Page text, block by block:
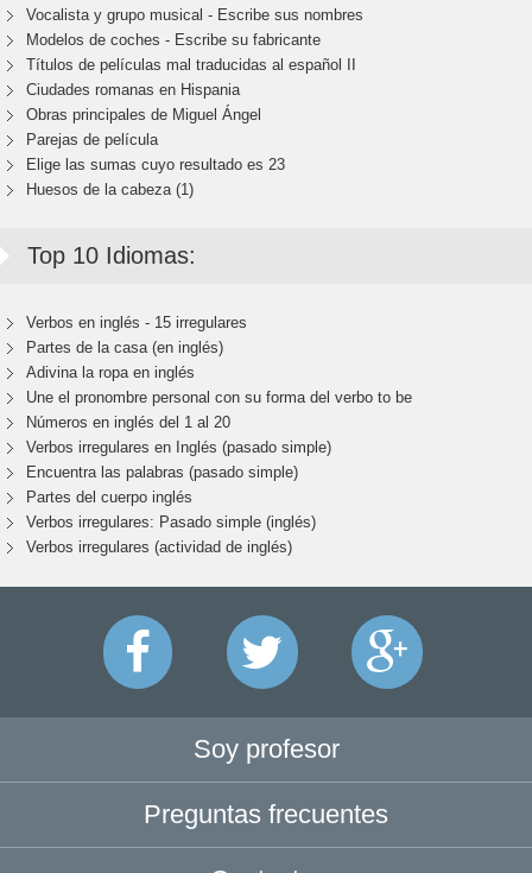
Vocalista y grupo musical - Escribe sus nombres
Modelos de coches - Escribe su fabricante
Títulos de películas mal traducidas al español II
Ciudades romanas en Hispania
Obras principales de Miguel Ángel
Parejas de película
Elige las sumas cuyo resultado es 23
Huesos de la cabeza (1)
Top 10 Idiomas:
Verbos en inglés - 15 irregulares
Partes de la casa (en inglés)
Adivina la ropa en inglés
Une el pronombre personal con su forma del verbo to be
Números en inglés del 1 al 20
Verbos irregulares en Inglés (pasado simple)
Encuentra las palabras (pasado simple)
Partes del cuerpo inglés
Verbos irregulares: Pasado simple (inglés)
Verbos irregulares (actividad de inglés)
Soy profesor
Preguntas frecuentes